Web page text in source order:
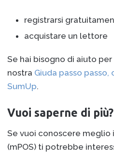
registrarsi
acquistare un lettore
Se hai bisogno di aiuto
nostra Giuda passo passo,
SumUp.
Vuoi saperne di più?
Se vuoi conoscere meglio
(mPOS) ti potrebbe